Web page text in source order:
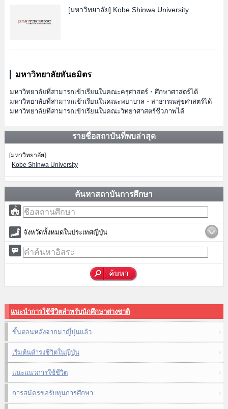
[มหาวิทยาลัย] Kobe Shinwa University
มหาวิทยาลัยพันธมิตร
มหาวิทยาลัยที่สามารถเข้าเรียนในคณะครุศาสตร์・ศึกษาศาสตร์ได้
มหาวิทยาลัยที่สามารถเข้าเรียนในคณะพยาบาล・สาธารณสุขศาสตร์ได้
มหาวิทยาลัยที่สามารถเข้าเรียนในคณะวิทยาศาสตร์ชีวภาพได้
รายชื่อสถาบันที่พบล่าสุด
[มหาวิทยาลัย]
Kobe Shinwa University
ค้นหาสถาบันการศึกษา
จังหวัดทั้งหมดในประเทศญี่ปุ่น
แนะนำการใช้ชีวิตสำหรับนักศึกษาต่างชาติ
ขั้นตอนหลังจากมาญี่ปุ่นแล้ว
เริ่มต้นดำรงชีวิตในญี่ปุ่น
แนะแนวการใช้ชีวิต
การสมัครขอรับทุนการศึกษา